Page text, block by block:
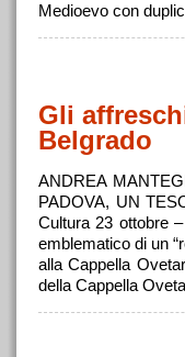
Medioevo con
Gli
Belgrado
ANDREA
PADOVA, UN
Cultura 23 ottobre
emblematico di un
alla Cappella
della Cappella